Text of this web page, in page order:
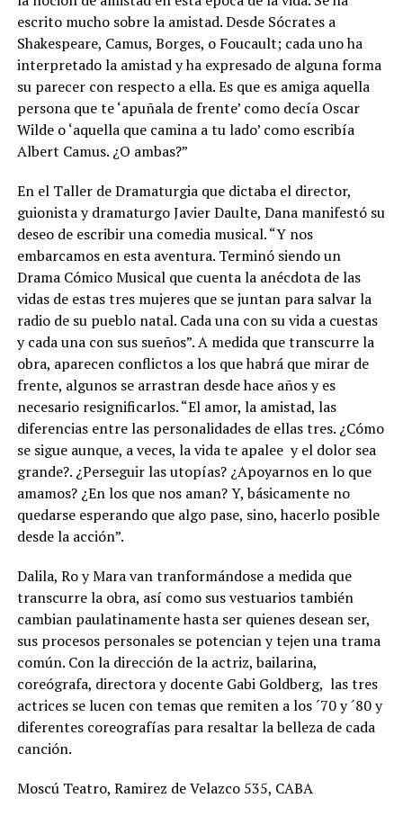
escrito mucho sobre la amistad. Desde Sócrates a
Shakespeare, Camus, Borges, o Foucault; cada uno ha
interpretado la amistad y ha expresado de alguna forma
su parecer con respecto a ella. Es que es amiga aquella
persona que te ‘apuñala de frente’ como decía Oscar
Wilde o ‘aquella que camina a tu lado’ como escribía
Albert Camus. ¿O ambas?”
En el Taller de Dramaturgia que dictaba el director,
guionista y dramaturgo Javier Daulte, Dana manifestó su
deseo de escribir una comedia musical. “Y nos
embarcamos en esta aventura. Terminó siendo un
Drama Cómico Musical que cuenta la anécdota de las
vidas de estas tres mujeres que se juntan para salvar la
radio de su pueblo natal. Cada una con su vida a cuestas
y cada una con sus sueños”. A medida que transcurre la
obra, aparecen conflictos a los que habrá que mirar de
frente, algunos se arrastran desde hace años y es
necesario resignificarlos. “El amor, la amistad, las
diferencias entre las personalidades de ellas tres. ¿Cómo
se sigue aunque, a veces, la vida te apalee y el dolor sea
grande?. ¿Perseguir las utopías? ¿Apoyarnos en lo que
amamos? ¿En los que nos aman? Y, básicamente no
quedarse esperando que algo pase, sino, hacerlo posible
desde la acción”.
Dalila, Ro y Mara van tranformándose a medida que
transcurre la obra, así como sus vestuarios también
cambian paulatinamente hasta ser quienes desean ser,
sus procesos personales se potencian y tejen una trama
común. Con la dirección de la actriz, bailarina,
coreógrafa, directora y docente Gabi Goldberg, las tres
actrices se lucen con temas que remiten a los ´70 y ´80 y
diferentes coreografías para resaltar la belleza de cada
canción.
Moscú Teatro, Ramirez de Velazco 535, CABA